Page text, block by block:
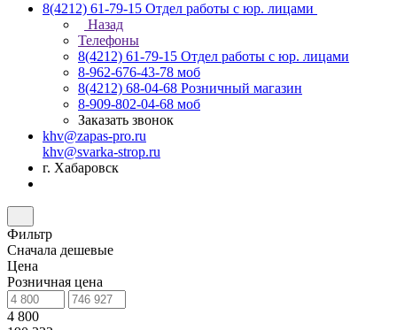
8(4212) 61-79-15 Отдел работы с юр. лицами
Назад
Телефоны
8(4212) 61-79-15 Отдел работы с юр. лицами
8-962-676-43-78 моб
8(4212) 68-04-68 Розничный магазин
8-909-802-04-68 моб
Заказать звонок
khv@zapas-pro.ru
khv@svarka-strop.ru
г. Хабаровск
Фильтр
Сначала дешевые
Цена
Розничная цена
4 800